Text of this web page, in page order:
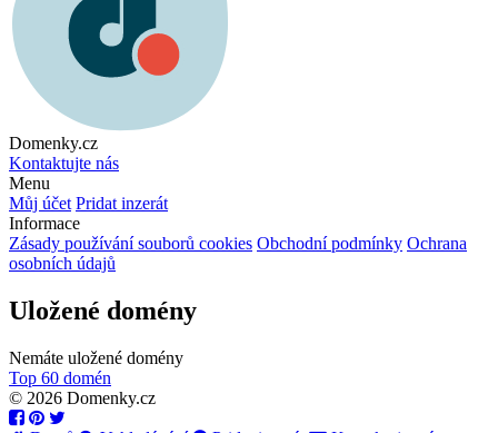
Domenky.cz
Kontaktujte nás
Menu
Můj účet Pridat inzerát
Informace
Zásady používání souborů cookies Obchodní podmínky Ochrana
osobních údajů
Uložené domény
Nemáte uložené domény
Top 60 domén
© 2026 Domenky.cz